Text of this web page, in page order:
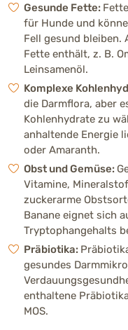
Gesunde Fette:
für Hunde und
Fell gesund bleiben.
Fette enthält, z. B.
Leinsamenöl.
Komplexe
die Darmflora, aber
Kohlenhydrate zu
anhaltende Energie
oder Amaranth.
Obst und Gemüse:
Vitamine,
zuckerarme
Banane eignet sich
Tryptophangehalts
Präbiotika:
gesundes
enthaltene
MOS.